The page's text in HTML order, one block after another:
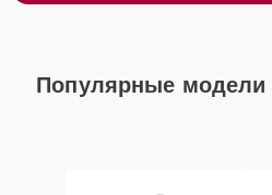
Популярные модели